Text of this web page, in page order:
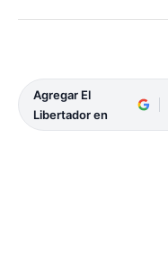
Agregar El
Libertador en